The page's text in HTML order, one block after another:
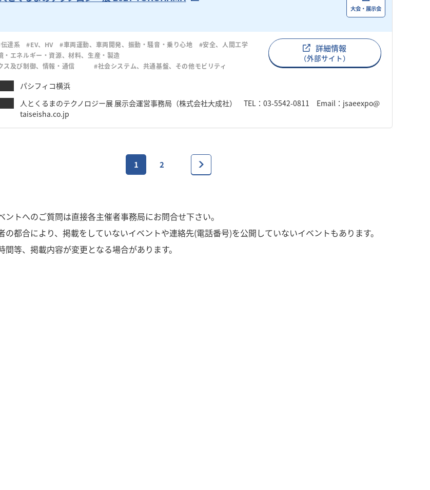
大会・展示会
達系 #EV、HV #車両運動、車両開発、振動・騒音・乗り心地
#安全、人間工学
・エネルギー・資源、材料、生産・製造
ス及び制御、情報・通信
#社会システム、共通基盤、その他モビリティ
詳細情報
（外部サイト）
パシフィコ横浜
人とくるまのテクノロジー展 展示会運営事務局（株式会社大成社） TEL：03-5542-0811 Email：jsaeexpo@
taiseisha.co.jp
1 2
ントへのご質問は直接各主催者事務局にお問合せ下さい。
の都合により、掲載をしていないイベントや連絡先(電話番号)を公開していないイベントもあります。
間等、掲載内容が変更となる場合があります。